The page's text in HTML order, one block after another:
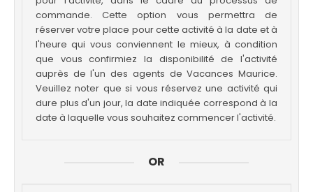
commande. Cette option vous permettra de
réserver votre place pour cette activité à la date et à
l'heure qui vous conviennent le mieux, à condition
que vous confirmiez la disponibilité de l'activité
auprès de l'un des agents de Vacances Maurice.
Veuillez noter que si vous réservez une activité qui
dure plus d'un jour, la date indiquée correspond à la
date à laquelle vous souhaitez commencer l'activité.
OR